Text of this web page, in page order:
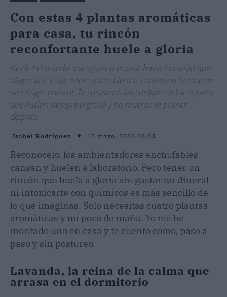
Con estas 4 plantas aromáticas
para casa, tu rincón
reconfortante huele a gloria
Desde la lavanda que ayuda a dormir hasta la menta que
alegra la cocina, estas cuatro plantas convierten tu casa en
un refugio natural. Te contamos los cuidados básicos para
que huelan siempre a gloria y no mueran al primer
despiste.
Isabel Rodríguez 13 mayo, 2026 06:03
Reconócelo, los ambientadores enchufables
cansan y huelen a laboratorio. Pero tener un
rincón que huela a gloria sin gastar un dineral
ni intoxicarte con químicos es más sencillo de
lo que imaginas. Solo necesitas cuatro plantas
aromáticas y un poco de maña. Yo me he
montado uno en casa y te cuento cómo, paso a
paso y sin postureo.
Lavanda, la reina de la calma que
arrasa en el dormitorio